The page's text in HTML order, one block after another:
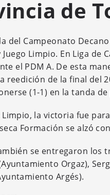
de
del Campeonato
Juego Limpio. En Liga de
el PDM A. De esta
reedición de la final del
(1-1) en la tanda
Limpio, la victoria fue
Formación se alzó
se entregaron los
Orgaz),
Argés).